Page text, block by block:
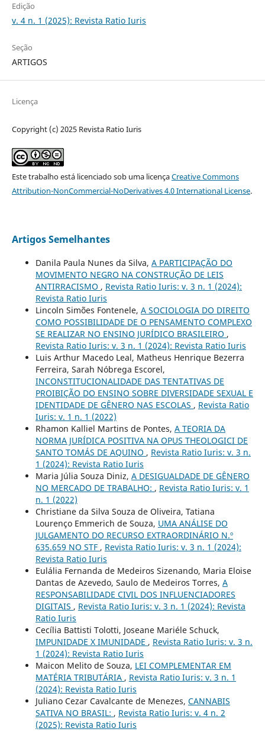
Edição
v. 4 n. 1 (2025): Revista Ratio Iuris
Seção
ARTIGOS
Licença
Copyright (c) 2025 Revista Ratio Iuris
Este trabalho está licenciado sob uma licençaCreative Commons
Attribution-NonCommercial-NoDerivatives 4.0 International License.
Artigos Semelhantes
Danila Paula Nunes da Silva, A PARTICIPAÇÃO DO
MOVIMENTO NEGRO NA CONSTRUÇÃO DE LEIS
ANTIRRACISMO , Revista Ratio Iuris: v. 3 n. 1 (2024):
Revista Ratio Iuris
Lincoln Simões Fontenele, A SOCIOLOGIA DO DIREITO
COMO POSSIBILIDADE DE O PENSAMENTO COMPLEXO
SE REALIZAR NO ENSINO JURÍDICO BRASILEIRO ,
Revista Ratio Iuris: v. 3 n. 1 (2024): Revista Ratio Iuris
Luis Arthur Macedo Leal, Matheus Henrique Bezerra
Ferreira, Sarah Nóbrega Escorel,
INCONSTITUCIONALIDADE DAS TENTATIVAS DE
PROIBIÇÃO DO ENSINO SOBRE DIVERSIDADE SEXUAL E
IDENTIDADE DE GÊNERO NAS ESCOLAS , Revista Ratio
Iuris: v. 1 n. 1 (2022)
Rhamon Kalliel Martins de Pontes, A TEORIA DA
NORMA JURÍDICA POSITIVA NA OPUS THEOLOGICI DE
SANTO TOMÁS DE AQUINO , Revista Ratio Iuris: v. 3 n.
1 (2024): Revista Ratio Iuris
Maria Júlia Souza Diniz, A DESIGUALDADE DE GÊNERO
NO MERCADO DE TRABALHO: , Revista Ratio Iuris: v. 1
n. 1 (2022)
Christiane da Silva Souza de Oliveira, Tatiana
Lourenço Emmerich de Souza, UMA ANÁLISE DO
JULGAMENTO DO RECURSO EXTRAORDINÁRIO N.º
635.659 NO STF , Revista Ratio Iuris: v. 3 n. 1 (2024):
Revista Ratio Iuris
Eulália Fernanda de Medeiros Sizenando, Maria Eloise
Dantas de Azevedo, Saulo de Medeiros Torres, A
RESPONSABILIDADE CIVIL DOS INFLUENCIADORES
DIGITAIS , Revista Ratio Iuris: v. 3 n. 1 (2024): Revista
Ratio Iuris
Cecília Battisti Tolotti, Joseane Mariéle Schuck,
IMPUNIDADE X IMUNIDADE , Revista Ratio Iuris: v. 3 n.
1 (2024): Revista Ratio Iuris
Maicon Melito de Souza, LEI COMPLEMENTAR EM
MATÉRIA TRIBUTÁRIA , Revista Ratio Iuris: v. 3 n. 1
(2024): Revista Ratio Iuris
Juliano Cezar Cavalcante de Menezes, CANNABIS
SATIVA NO BRASIL: , Revista Ratio Iuris: v. 4 n. 2
(2025): Revista Ratio Iuris